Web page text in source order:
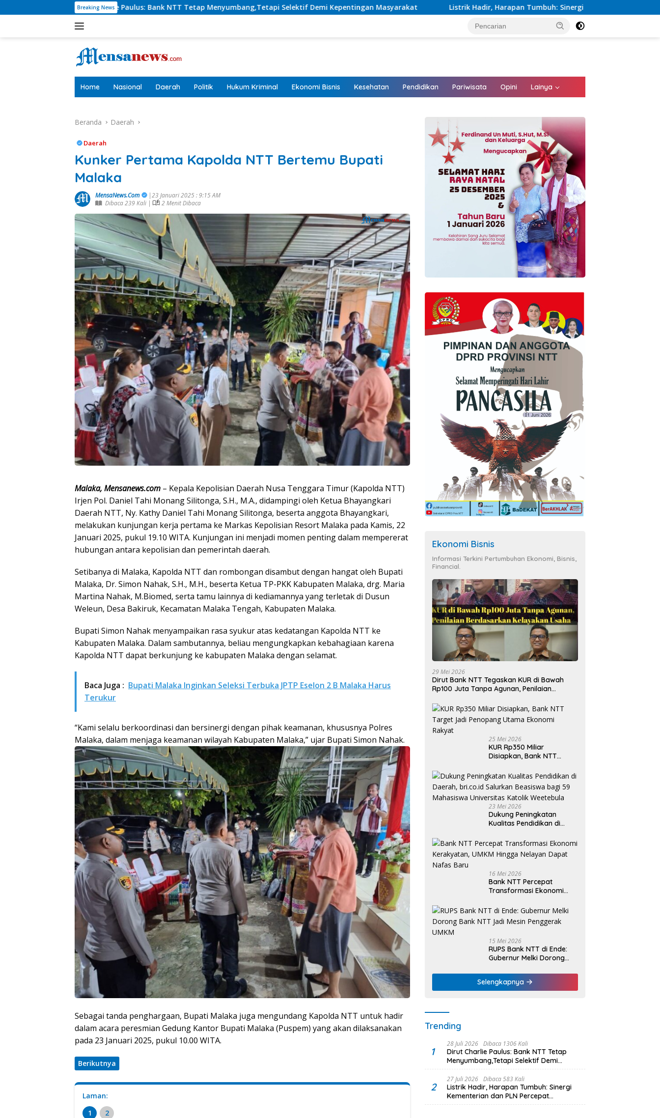
ke
Breaking News
Paulus: Bank NTT Tetap Menyumbang,Tetapi Selektif Demi Kepentingan Masyarakat Listrik Hadir, Harapan Tumbuh: Sinergi Kementerian dan PLN Percepat Pembangunan
Home Nasional Daerah Politik Hukum Kriminal Ekonomi Bisnis Kesehatan Pendidikan Pariwisata Opini Lainya
Beranda Daerah
Daerah
Kunker Pertama Kapolda NTT Bertemu Bupati
Malaka
MensaNews.Com
|23 Januari 2025 : 9:15 AM
Dibaca 239 Kali |
2 Menit Dibaca
Malaka, Mensanews.com – Kepala Kepolisian Daerah Nusa Tenggara Timur (Kapolda NTT)
Irjen Pol. Daniel Tahi Monang Silitonga, S.H., M.A., didampingi oleh Ketua Bhayangkari
Daerah NTT, Ny. Kathy Daniel Tahi Monang Silitonga, beserta anggota Bhayangkari,
melakukan kunjungan kerja pertama ke Markas Kepolisian Resort Malaka pada Kamis, 22
Januari 2025, pukul 19.10 WITA. Kunjungan ini menjadi momen penting dalam mempererat
hubungan antara kepolisian dan pemerintah daerah.
Setibanya di Malaka, Kapolda NTT dan rombongan disambut dengan hangat oleh Bupati
Malaka, Dr. Simon Nahak, S.H., M.H., beserta Ketua TP-PKK Kabupaten Malaka, drg. Maria
Martina Nahak, M.Biomed, serta tamu lainnya di kediamannya yang terletak di Dusun
Weleun, Desa Bakiruk, Kecamatan Malaka Tengah, Kabupaten Malaka.
Bupati Simon Nahak menyampaikan rasa syukur atas kedatangan Kapolda NTT ke
Kabupaten Malaka. Dalam sambutannya, beliau mengungkapkan kebahagiaan karena
Kapolda NTT dapat berkunjung ke kabupaten Malaka dengan selamat.
Baca Juga : Bupati Malaka Inginkan Seleksi Terbuka JPTP Eselon 2 B Malaka Harus
Terukur
“Kami selalu berkoordinasi dan bersinergi dengan pihak keamanan, khususnya Polres
Malaka, dalam menjaga keamanan wilayah Kabupaten Malaka,” ujar Bupati Simon Nahak.
Sebagai tanda penghargaan, Bupati Malaka juga mengundang Kapolda NTT untuk hadir
dalam acara peresmian Gedung Kantor Bupati Malaka (Puspem) yang akan dilaksanakan
pada 23 Januari 2025, pukul 10.00 WITA.
Berikutnya
Laman:
1
2
Ekonomi Bisnis
Informasi Terkini Pertumbuhan Ekonomi, Bisnis,
Financial.
29 Mei 2026
Dirut Bank NTT Tegaskan KUR di Bawah
Rp100 Juta Tanpa Agunan, Penilaian
25 Mei 2026
KUR Rp350 Miliar
Disiapkan, Bank NTT
Utama Ekonomi Rakyat
23 Mei 2026
Dukung Peningkatan
Kualitas Pendidikan di
Beasiswa bagi 59
Mahasiswa Universitas
Katolik Weetebula
16 Mei 2026
Bank NTT Percepat
Transformasi Ekonomi
Nelayan Dapat Nafas
Baru
15 Mei 2026
RUPS Bank NTT di Ende:
Gubernur Melki Dorong
Penggerak UMKM
Selengkapnya
Trending
1
28 Juli 2026 Dibaca 1306 Kali
Dirut Charlie Paulus: Bank NTT Tetap
Menyumbang,Tetapi Selektif Demi
Kepentingan Masyarakat
2
27 Juli 2026 Dibaca 583 Kali
Listrik Hadir, Harapan Tumbuh: Sinergi
Kementerian dan PLN Percepat
Pembangunan Infrastruktur Desa